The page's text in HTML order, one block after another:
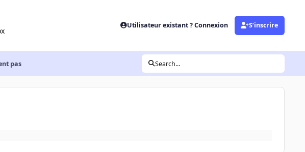
Utilisateur existant ? Connexion S’inscrire
pas Search...